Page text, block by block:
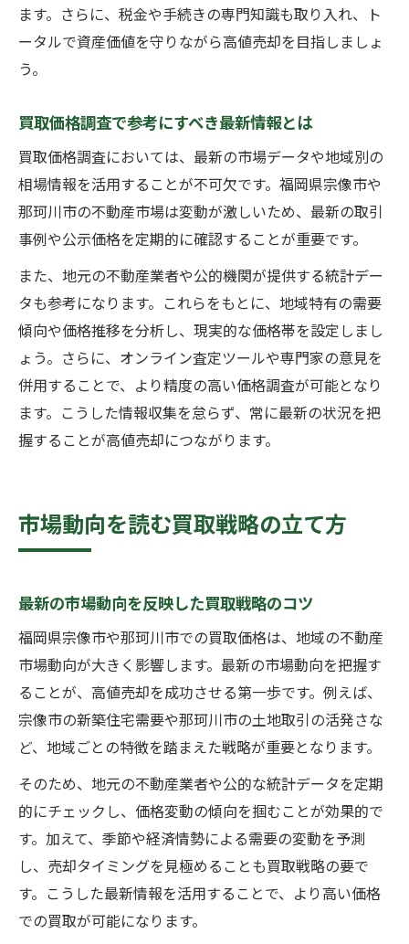
ます。さらに、税金や手続きの専門知識も取り入れ、ト
ータルで資産価値を守りながら高値売却を目指しましょ
う。
買取価格調査で参考にすべき最新情報とは
買取価格調査においては、最新の市場データや地域別の
相場情報を活用することが不可欠です。福岡県宗像市や
那珂川市の不動産市場は変動が激しいため、最新の取引
事例や公示価格を定期的に確認することが重要です。
また、地元の不動産業者や公的機関が提供する統計デー
タも参考になります。これらをもとに、地域特有の需要
傾向や価格推移を分析し、現実的な価格帯を設定しまし
ょう。さらに、オンライン査定ツールや専門家の意見を
併用することで、より精度の高い価格調査が可能となり
ます。こうした情報収集を怠らず、常に最新の状況を把
握することが高値売却につながります。
市場動向を読む買取戦略の立て方
最新の市場動向を反映した買取戦略のコツ
福岡県宗像市や那珂川市での買取価格は、地域の不動産
市場動向が大きく影響します。最新の市場動向を把握す
ることが、高値売却を成功させる第一歩です。例えば、
宗像市の新築住宅需要や那珂川市の土地取引の活発さな
ど、地域ごとの特徴を踏まえた戦略が重要となります。
そのため、地元の不動産業者や公的な統計データを定期
的にチェックし、価格変動の傾向を掴むことが効果的で
す。加えて、季節や経済情勢による需要の変動を予測
し、売却タイミングを見極めることも買取戦略の要で
す。こうした最新情報を活用することで、より高い価格
での買取が可能になります。